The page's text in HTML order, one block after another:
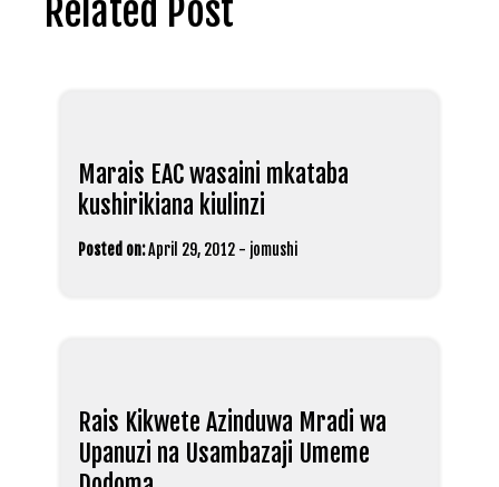
Related Post
Marais EAC wasaini mkataba
kushirikiana kiulinzi
Posted on:April 29, 2012 - jomushi
Rais Kikwete Azinduwa Mradi wa
Upanuzi na Usambazaji Umeme